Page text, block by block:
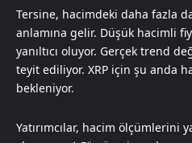
Tersine, hacimdeki daha fazla
anlamına gelir. Düşük hacimli
yanıltıcı oluyor. Gerçek trend
teyit ediliyor. XRP için şu anda
bekleniyor.
Yatırımcılar, hacim ölçümlerini